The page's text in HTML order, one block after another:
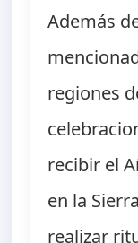
Además
regiones
recibir el
en la
realizar